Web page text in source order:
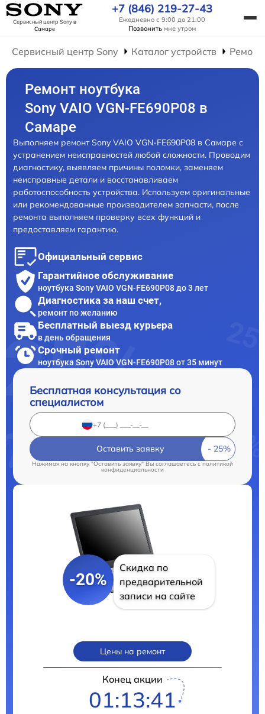
Сервисный центр Sonyв
Самаре
+7 (846) 219-27-43
Ежедневно с 9:00 до 21:00
Позвонить мне утром
Сервисный центр Sony Каталог устройств
Ремонт ноутбука
Sony VAIO VGN-FE690P08 в
Самаре
Выполняем ремонт Sony VAIO VGN-FE690P08 в Самаре с
устранением неисправностей любой сложности. Проводим
диагностику, выявляем причины поломки, заменяем
неисправные детали и восстанавливаем
работоспособность устройства. Используем оригинальные
или рекомендованные производителем запчасти, после
ремонта выполняем проверку всех функций и
предоставляем гарантию.
Официальный сервис
Гарантийное обслуживание
ноутбука Sony VAIO VGN-FE690P08 до 3 лет
Диагностика за наш счет,
ремонт по желанию
Бесплатный выезд курьера
в день обращения
Срочный ремонт
ноутбука Sony VAIO VGN-FE690P08 от 35 минут
Бесплатная консультация со
специалистом
Оставить заявку
Нажимая на кнопку "Оставить заявку" Вы соглашаетесь cполитикой
конфиденциальности
-20%
Скидка по
предварительной
записи на сайте
Цены на ремонт
Конец акции
01:13:40